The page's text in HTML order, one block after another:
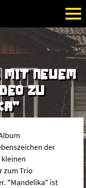
MIT NEUEM
ZU
der
kleinen
zum Trio
"Mandelika" ist